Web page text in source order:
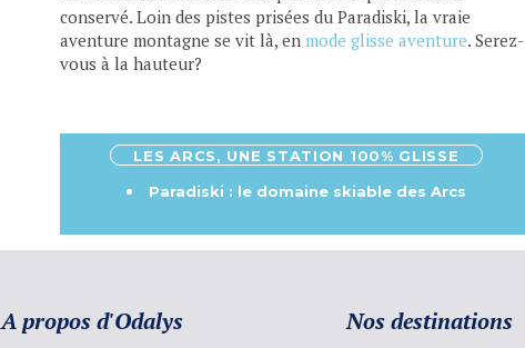
conservé. Loin des pistes prisées du Paradiski, la vraie
aventure montagne se vit là, en mode glisse aventure. Serez-
vous à la hauteur?
LES ARCS, UNE STATION 100% GLISSE
Paradiski : le domaine skiable des Arcs
A propos d'Odalys Nos destinations